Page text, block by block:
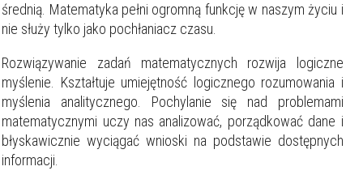
średnią. Matematyka pełni ogromną funkcję w naszym życiu i
nie służy tylko jako pochłaniacz czasu.
Rozwiązywanie zadań matematycznych rozwija logiczne
myślenie. Kształtuje umiejętność logicznego rozumowania i
myślenia analitycznego. Pochylanie się nad problemami
matematycznymi uczy nas analizować, porządkować dane i
błyskawicznie wyciągać wnioski na podstawie dostępnych
informacji.